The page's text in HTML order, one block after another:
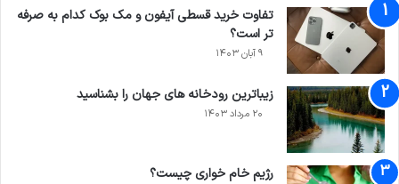
تفاوت خرید قسطی آیفون و مک بوک کدام به صرفه
تر است؟
۹ آبان ۱۴۰۳
زیباترین رودخانه های جهان را بشناسید
۲۰ مرداد ۱۴۰۳
رژیم خام خواری چیست؟